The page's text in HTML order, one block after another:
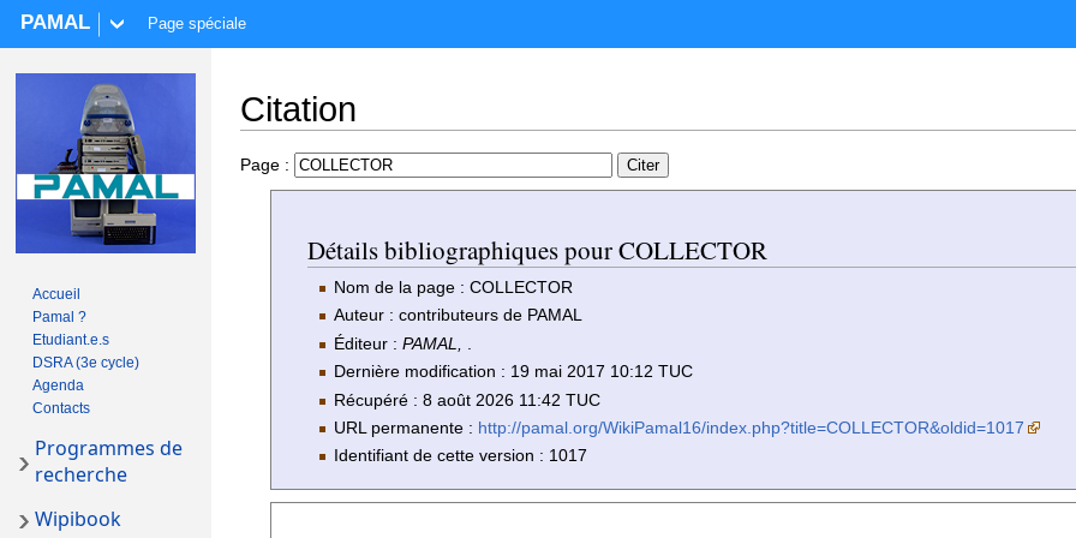
Citation
Page :
Détails bibliographiques pour COLLECTOR
Nom de la page : COLLECTOR
Auteur : contributeurs de PAMAL
Éditeur :PAMAL,
Dernière modification : 19 mai 2017 10:12 TUC
Récupéré : 8 août 2026 11:42 TUC
URL permanente : http://pamal.org/WikiPamal16/index.php?title=COLLECTOR&oldid=1017
Identifiant de cette version : 1017
PAMAL Page spéciale
Accueil
Pamal ?
Etudiant.e.s
DSRA (3e cycle)
Agenda
Contacts
Programmes de
recherche
Wipibook